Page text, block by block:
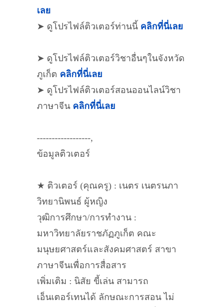
เลย
➤ ดูโปรไฟล์ติวเตอร์ท่านนี้ คลิกที่นี่เลย
➤ ดูโปรไฟล์ติวเตอร์วิชาอื่นๆในจังหวัด
ภูเก็ต คลิกที่นี่เลย
➤ ดูโปรไฟล์ติวเตอร์สอนออนไลน์วิชา
ภาษาจีน คลิกที่นี่เลย
------------------,
ข้อมูลติวเตอร์
★ ติวเตอร์ (คุณครู) : เนตร เนตรนภา
วิทยานิพนธ์ ผู้หญิง
วุฒิการศึกษา/การทำงาน :
มหาวิทยาลัยราชภัฏภูเก็ต คณะ
มนุษยศาสตร์และสังคมศาสตร์ สาขา
ภาษาจีนเพื่อการสื่อสาร
เพิ่มเติม : นิสัย ขี้เล่น สามารถ
เอ็นเตอร์เทนได้ ลักษณะการสอน ไม่